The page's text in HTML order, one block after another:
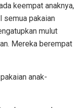
keempat anaknya,
semua pakaian
mulut
Mereka berempat
anak-